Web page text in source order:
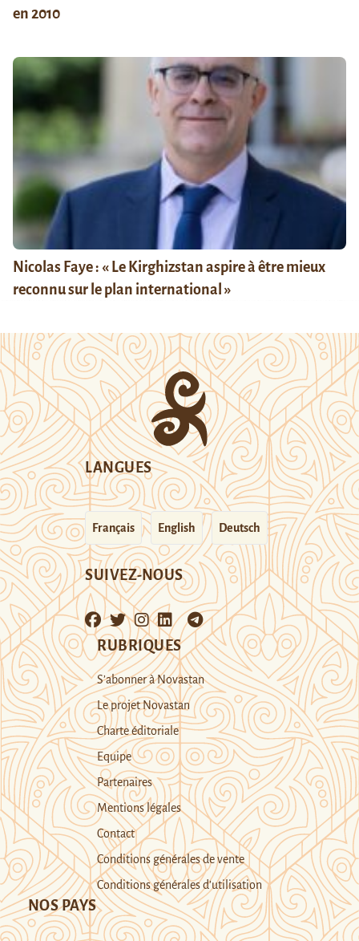
en 2010
Nicolas Faye : « Le Kirghizstan aspire à être mieux
reconnu sur le plan international »
LANGUES
Français English Deutsch
SUIVEZ-NOUS
RUBRIQUES
S’abonner à Novastan
Le projet Novastan
Charte éditoriale
Equipe
Partenaires
Mentions légales
Contact
Conditions générales de vente
Conditions générales d’utilisation
NOS PAYS